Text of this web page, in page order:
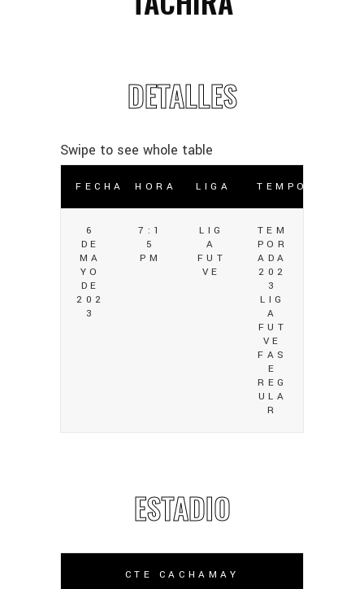
DETALLES
FECHA HORA LIGA TEMPORADA
6
DE
MA
YO
DE
202
3
7:1
5
PM
LIG
A
FUT
VE
TEM
POR
ADA
202
3
LIG
A
FUT
VE
FAS
E
REG
ULA
R
ESTADIO
CTE CACHAMAY